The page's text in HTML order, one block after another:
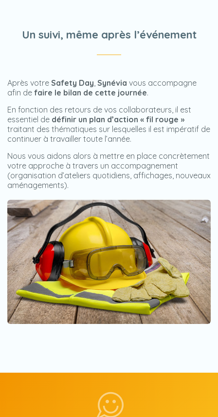
Un suivi, même après l’événement
Après votre Safety Day Synévia vous accompagne
afin de faire le bilan de cette journée.
En fonction des retours de vos collaborateurs, il est
essentiel de définir un plan d’action « fil rouge »
traitant des thématiques sur lesquelles il est impératif de
continuer à travailler toute l’année.
Nous vous aidons alors à mettre en place concrètement
votre approche à travers un accompagnement
(organisation d’ateliers quotidiens, affichages, nouveaux
aménagements).